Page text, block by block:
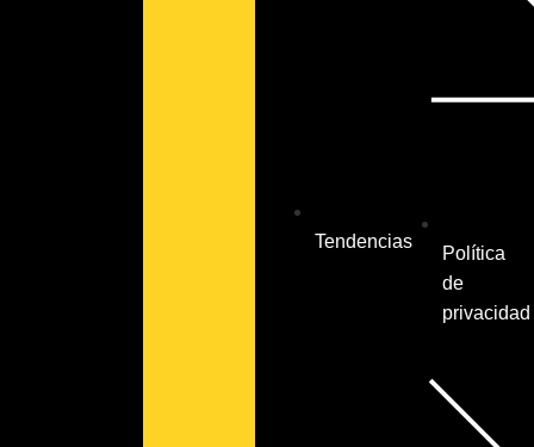
Tendencias
Política
de
privacidad